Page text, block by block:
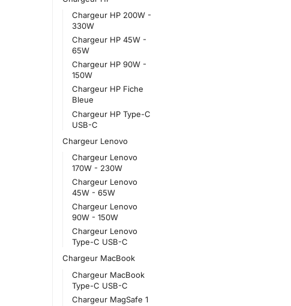
Chargeur HP 200W -
330W
Chargeur HP 45W -
65W
Chargeur HP 90W -
150W
Chargeur HP Fiche
Bleue
Chargeur HP Type-C
USB-C
Chargeur Lenovo
Chargeur Lenovo
170W - 230W
Chargeur Lenovo
45W - 65W
Chargeur Lenovo
90W - 150W
Chargeur Lenovo
Type-C USB-C
Chargeur MacBook
Chargeur MacBook
Type-C USB-C
Chargeur MagSafe 1